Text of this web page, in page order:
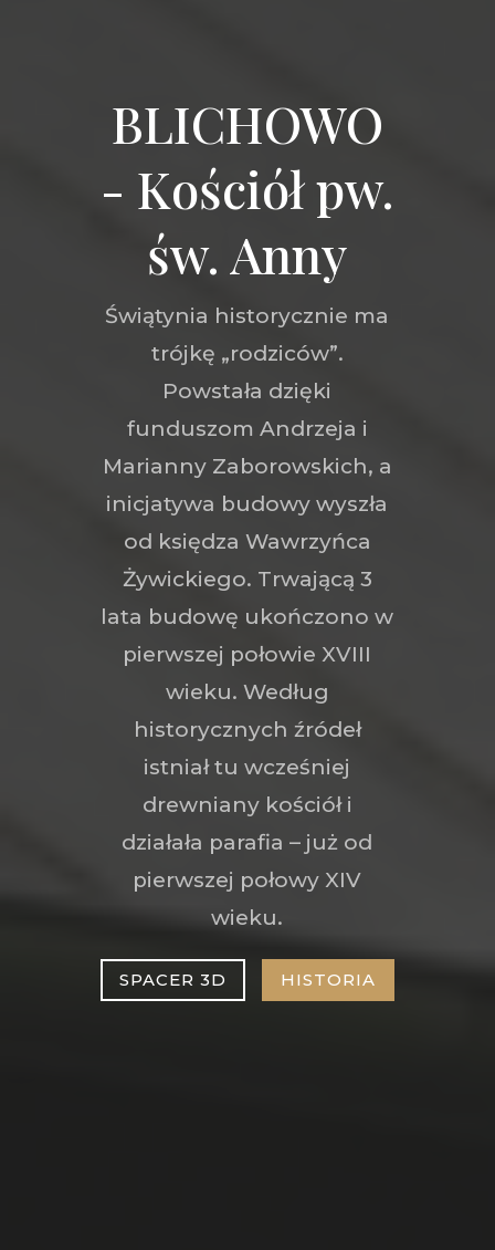
BLICHOWO
- Kościół pw.
św. Anny
Świątynia historycznie ma
trójkę „rodziców”.
Powstała dzięki
funduszom Andrzeja i
Marianny Zaborowskich, a
inicjatywa budowy wyszła
od księdza Wawrzyńca
Żywickiego. Trwającą 3
lata budowę ukończono w
pierwszej połowie XVIII
wieku. Według
historycznych źródeł
istniał tu wcześniej
drewniany kościół i
działała parafia – już od
pierwszej połowy XIV
wieku.
SPACER 3D HISTORIA